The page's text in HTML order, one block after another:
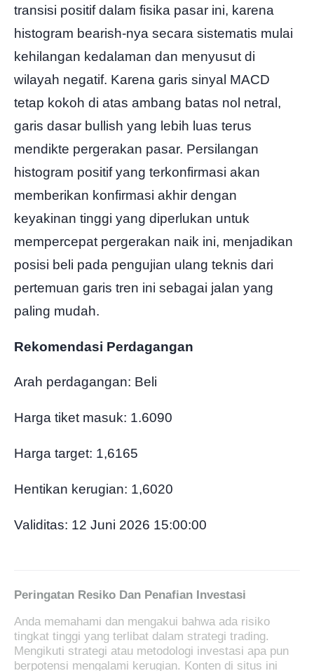
transisi positif dalam fisika pasar ini, karena
histogram bearish-nya secara sistematis mulai
kehilangan kedalaman dan menyusut di
wilayah negatif. Karena garis sinyal MACD
tetap kokoh di atas ambang batas nol netral,
garis dasar bullish yang lebih luas terus
mendikte pergerakan pasar. Persilangan
histogram positif yang terkonfirmasi akan
memberikan konfirmasi akhir dengan
keyakinan tinggi yang diperlukan untuk
mempercepat pergerakan naik ini, menjadikan
posisi beli pada pengujian ulang teknis dari
pertemuan garis tren ini sebagai jalan yang
paling mudah.
Rekomendasi Perdagangan
Arah perdagangan: Beli
Harga tiket masuk: 1.6090
Harga target: 1,6165
Hentikan kerugian: 1,6020
Validitas: 12 Juni 2026 15:00:00
Peringatan Resiko Dan Penafian Investasi
Anda memahami dan mengakui bahwa ada risiko
tingkat tinggi yang terlibat dalam strategi trading.
Mengikuti strategi atau metodologi investasi apa pun
berpotensi mengalami kerugian. Konten di situs ini